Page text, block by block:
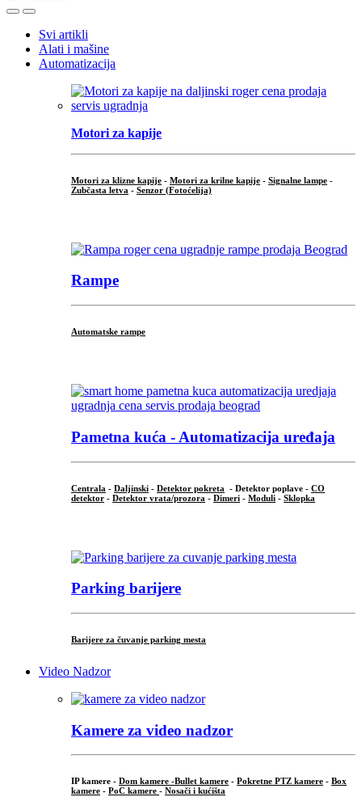
OpenClose
Svi artikli
Alati i mašine
Automatizacija
Motori za kapije
Motori za klizne kapije - Motori za krilne kapije - Signalne lampe -
Zubčasta letva - Senzor (Fotoćelija)
Rampe
Automatske rampe
Pametna kuća - Automatizacija uređaja
Centrala - Daljinski - Detektor pokreta - Detektor poplave - CO
detektor - Detektor vrata/prozora - Dimeri - Moduli - Sklopka
Parking barijere
Barijere za čuvanje parking mesta
Video Nadzor
Kamere za video nadzor
IP kamere - Dom kamere -Bullet kamere - Pokretne PTZ kamere - Box
kamere - PoC kamere - Nosači i kućišta